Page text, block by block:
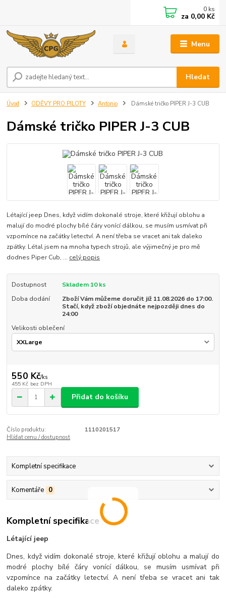
Menu
Hledat
0 ks
za 0,00 Kč
Úvod ODĚVY PRO PILOTY Antonio Dámské tričko PIPER J-3 CUB
Dámské tričko PIPER J-3 CUB
Létající jeep Dnes, když vidím dokonalé stroje, které křižují oblohu a
malují do modré plochy bílé čáry vonící dálkou, se musím usmívat při
vzpomínce na začátky letectví. A není třeba se vracet ani tak daleko
zpátky. Létal jsem na mnoha typech strojů, ale výjimečný je pro mě
dodnes Piper Cub, ... celý popis
Dostupnost
Skladem 10 ks
Doba dodání
Zboží Vám můžeme doručit již 11.08.2026 do 17:00.
Stačí, když zboží objednáte nejpozději dnes do
24:00
Velikosti oblečení
550 Kč/ks
455 Kč bez DPH
Přidat do košíku
Číslo produktu:
1110201517
Hlídat cenu / dostupnost
Kompletní specifikace
Komentáře 0
Kompletní specifikace
Létající jeep
Dnes, když vidím dokonalé stroje, které křižují oblohu a malují do
modré plochy bílé čáry vonící dálkou, se musím usmívat při
vzpomínce na začátky letectví. A není třeba se vracet ani tak
daleko zpátky.